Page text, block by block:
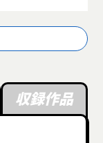
収録作品